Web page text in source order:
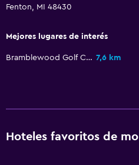
extra)
Fenton, MI 48430
Mejores lugares de interés
Bramblewood Golf Course 7,6 km
Hoteles favoritos de